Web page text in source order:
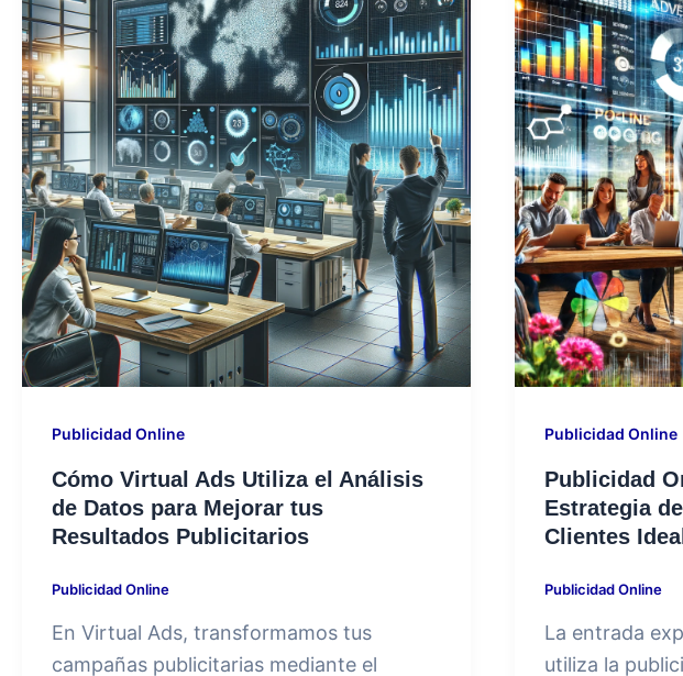
Publicidad Online
Cómo Virtual Ads Utiliza el Análisis
de Datos para Mejorar tus
Resultados Publicitarios
Publicidad Online
En Virtual Ads, transformamos tus
campañas publicitarias mediante el
Publicidad Online
⁠Publicidad
Estrategia
Clientes
Publicidad Online
La entrada
utiliza la